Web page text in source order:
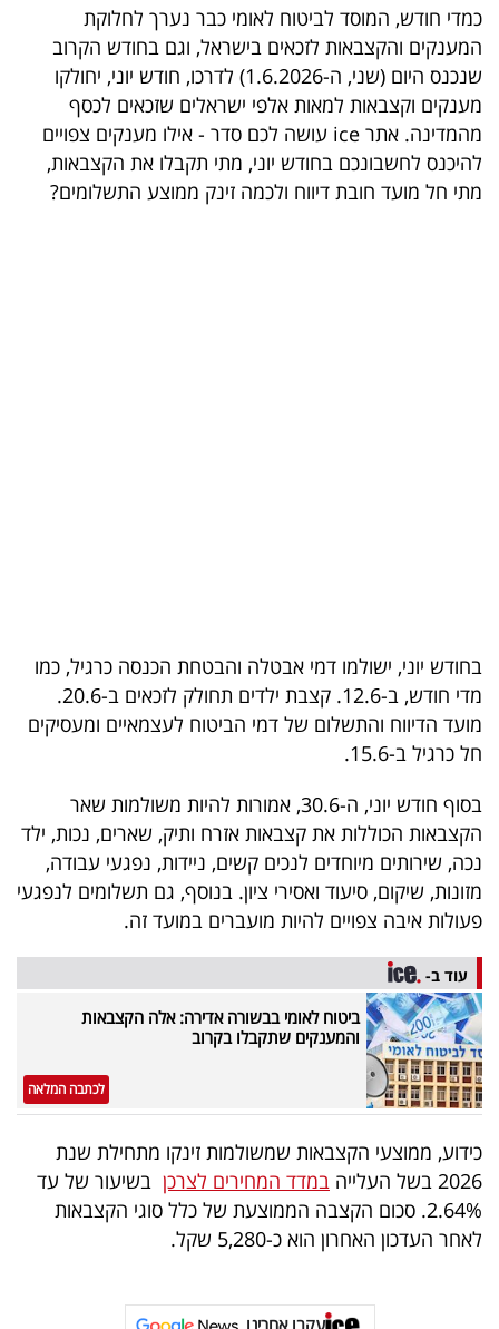
עסקי
ספורט
קריירה
ולימודים
מינויים
הכלכלי
פודקאסט
UNDER
40
פעולה
דרושים
מייל
אדום
כמדי חודש, המוסד לביטוח לאומי כבר נערך לחלוקת
המענקים והקצבאות לזכאים בישראל, וגם בחודש הקרוב
שנכנס היום (שני, ה-1.6.2026) לדרכו, חודש יוני, יחולקו
מענקים וקצבאות למאות אלפי ישראלים שזכאים לכסף
מהמדינה. אתר ice עושה לכם סדר - אילו מענקים צפויים
להיכנס לחשבונכם בחודש יוני, מתי תקבלו את הקצבאות,
מתי חל מועד חובת דיווח ולכמה זינק ממוצע התשלומים?
בחודש יוני, ישולמו דמי אבטלה והבטחת הכנסה כרגיל, כמו
מדי חודש, ב-12.6. קצבת ילדים תחולק לזכאים ב-20.6.
מועד הדיווח והתשלום של דמי הביטוח לעצמאיים ומעסיקים
חל כרגיל ב-15.6.
בסוף חודש יוני, ה-30.6, אמורות להיות משולמות שאר
הקצבאות הכוללות את קצבאות אזרח ותיק, שארים, נכות, ילד
נכה, שירותים מיוחדים לנכים קשים, ניידות, נפגעי עבודה,
מזונות, שיקום, סיעוד ואסירי ציון. בנוסף, גם תשלומים לנפגעי
פעולות איבה צפויים להיות מועברים במועד זה.
עוד ב-
ביטוח לאומי בבשורה אדירה: אלה הקצבאות
והמענקים שתקבלו בקרוב
לכתבה המלאה
כידוע, ממוצעי הקצבאות שמשולמות זינקו מתחילת שנת
2026 בשל העלייה
במדד המחירים לצרכן בשיעור של עד
2.64%. סכום הקצבה הממוצעת של כלל סוגי הקצבאות
לאחר העדכון האחרון הוא כ-5,280 שקל.